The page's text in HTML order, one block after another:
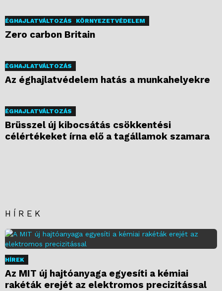
ÉGHAJLATVÁLTOZÁS KÖRNYEZETVÉDELEM
Zero carbon Britain
ÉGHAJLATVÁLTOZÁS
Az éghajlatvédelem hatás a munkahelyekre
ÉGHAJLATVÁLTOZÁS
Brüsszel új kibocsátás csökkentési
célértékeket írna elő a tagállamok szamara
HÍREK
HÍREK
Az MIT új hajtóanyaga egyesíti a kémiai
rakéták erejét az elektromos precizitással